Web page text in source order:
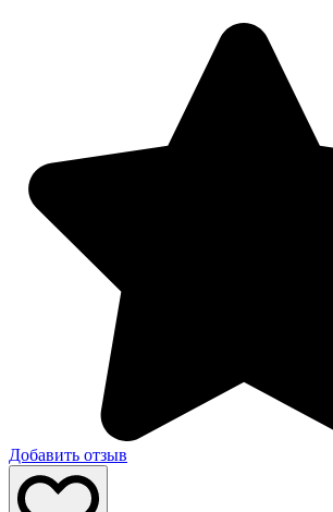
Добавить отзыв